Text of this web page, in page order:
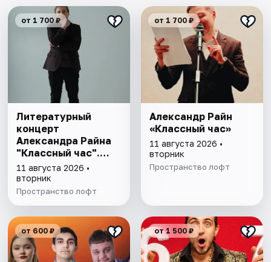
от 1 700 ₽
Литературный
концерт
Александра Райна
"Классный час".
Пятигорск
11 августа 2026 •
вторник
Пространство лофт
от 1 700 ₽
Александр Райн
«Классный час»
11 августа 2026 •
вторник
Пространство лофт
от 600 ₽ от 1 500 ₽